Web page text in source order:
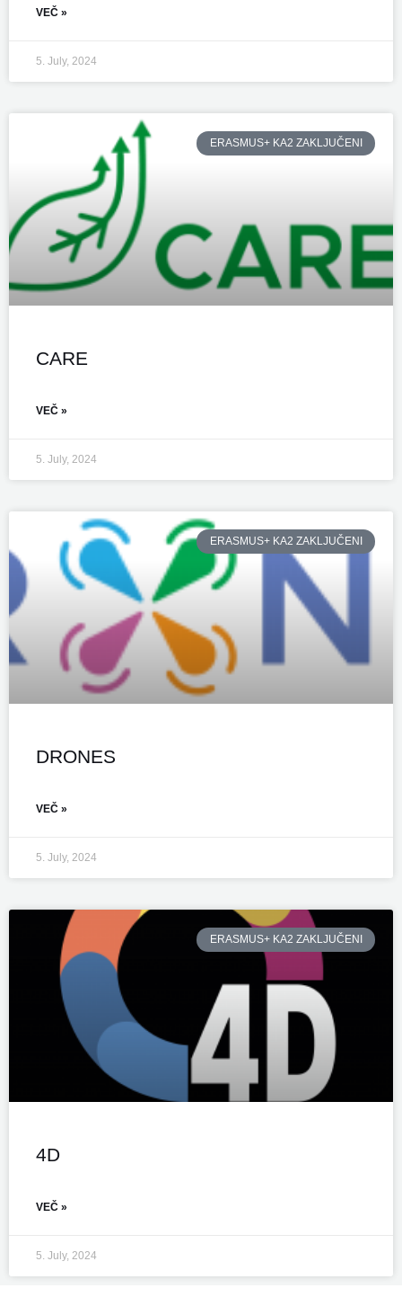
VEČ »
5. July, 2024
ERASMUS+ KA2 ZAKLJUČENI
CARE
VEČ »
5. July, 2024
ERASMUS+ KA2 ZAKLJUČENI
DRONES
VEČ »
5. July, 2024
ERASMUS+ KA2 ZAKLJUČENI
4D
VEČ »
5. July, 2024